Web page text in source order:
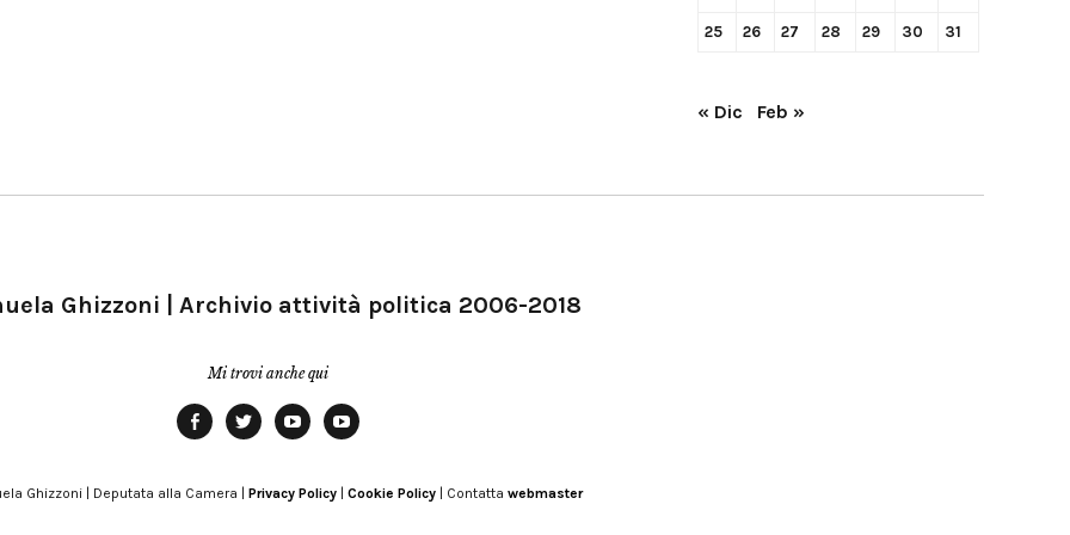
25 26 27 28 29 30 31
« Dic Feb »
Ghizzoni | Archivio attività politica 2006-2018
Mi trovi anche qui
Modena
Ghizzoni | Deputata alla Camera | Privacy Policy Cookie Policy | Contatta webmaster